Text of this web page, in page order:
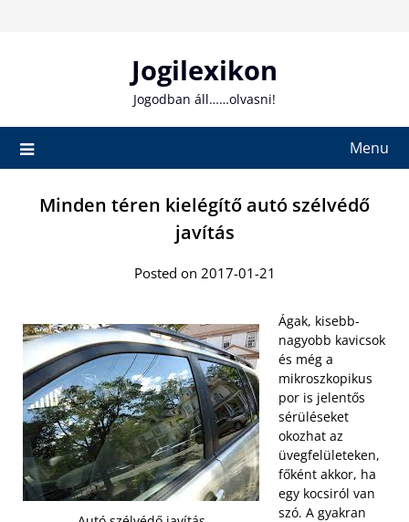
Jogilexikon
Jogodban áll……olvasni!
Menu
Minden téren kielégítő autó szélvédő
javítás
Posted on 2017-01-21
Ágak, kisebb-
nagyobb kavicsok
és még a
mikroszkopikus
por is jelentős
sérüléseket
okozhat az
üvegfelületeken,
főként akkor, ha
egy kocsiról van
szó. A gyakran